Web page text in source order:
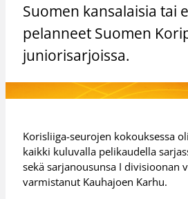
Suomen kansalaisia tai
pelanneet Suomen
juniorisarjoissa.
Korisliiga-seurojen kokouksessa
kaikki kuluvalla pelikaudella
sekä sarjanousunsa I divisioonan
varmistanut Kauhajoen Karhu.